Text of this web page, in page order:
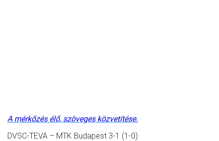
A mérkőzés élő, szöveges közvetítése.
DVSC-TEVA – MTK Budapest 3-1 (1-0)